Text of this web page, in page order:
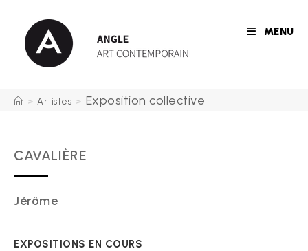
content
MENU
> Artistes > Exposition collective
CAVALIÈRE
Jérôme
EXPOSITIONS EN COURS